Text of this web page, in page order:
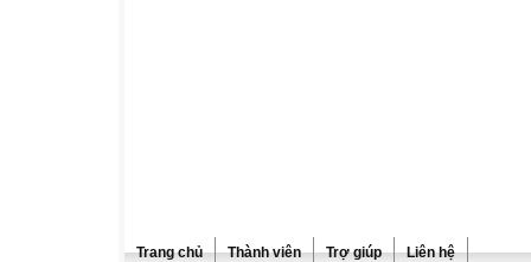
Trang chủ Thành viên Trợ giúp Liên hệ